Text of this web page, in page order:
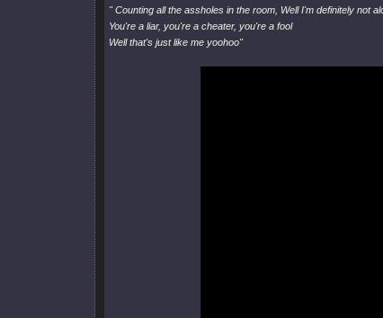
" Counting all the assholes in the room, Well I'm definitely not
You're a liar, you're a cheater, you're a fool
Well that's just like me yoohoo"